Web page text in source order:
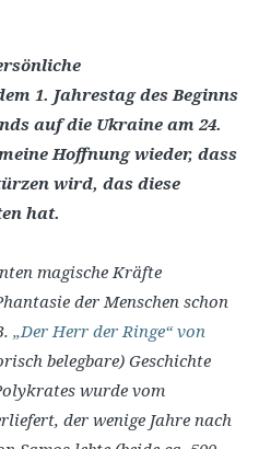
1. Jahrestag des Beginns
auf die Ukraine am 24.
Hoffnung wieder, dass
wird, das diese
hat.
magische Kräfte
der Menschen schon
„Der Herr der Ringe“ von
belegbare) Geschichte
wurde vom
der wenige Jahre nach